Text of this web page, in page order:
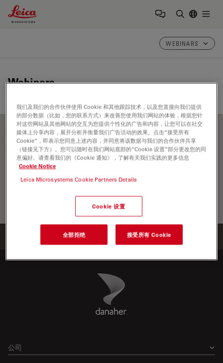
Leica Microsystems Logo
WEBINARS
Webinars
FILTER ARTICLES
物镜
学习与分享 Webinars
Danaher Logo
公司
我们及我们的合作伙伴使用 Cookie 和其他跟踪技术，以及您直接向我们提供
的部分数据（比如，您的联系方式）来改善您使用我们网站的体验，根据您针
对这些网站及其他网站的交互为您提供个性化的广告和内容，让您可以在社交
媒体上分享内容，展开分析并衡量我们广告活动的效果。点击“接受所有
Cookie”，即表示您同意上述内容，并同意将该数据与我们的合作伙伴共享
（链接见下方）。您可以随时在我们网站底部的“Cookie 设置”部分更改您的同
意偏好。请查看我们的《Cookie 通知》，了解有关我们实践的更多信息
Cookie Notice
Leica Microsystems Cookie Partners Details
Cookie 设置
全部拒绝 接受所有 Cookie